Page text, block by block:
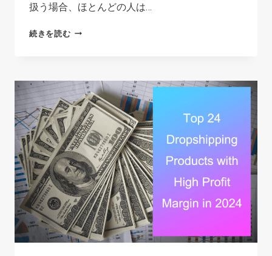
扱う場合、ほとんどの人は…
続きを読むPOSHMARK
法
か?
購
入
ま
た
は
販
売
す
る